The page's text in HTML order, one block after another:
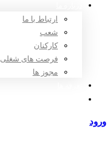
ارتباط با ما
شعب
کارکنان
فرصت های شغلی
مجوز ها
ورود